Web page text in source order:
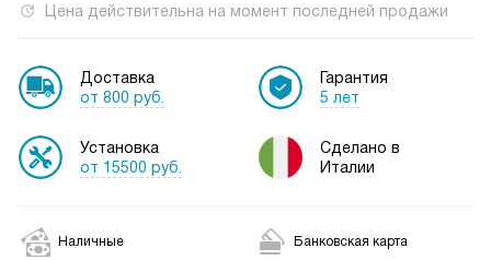
Цена действительна на момент последней продажи
Доставка
от 800 руб.
Установка
от 15500 руб.
Гарантия
5 лет
Сделано в
Италии
Наличные Банковская карта